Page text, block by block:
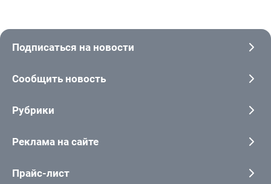
Подписаться на новости
Сообщить новость
Рубрики
Реклама на сайте
Прайс-лист